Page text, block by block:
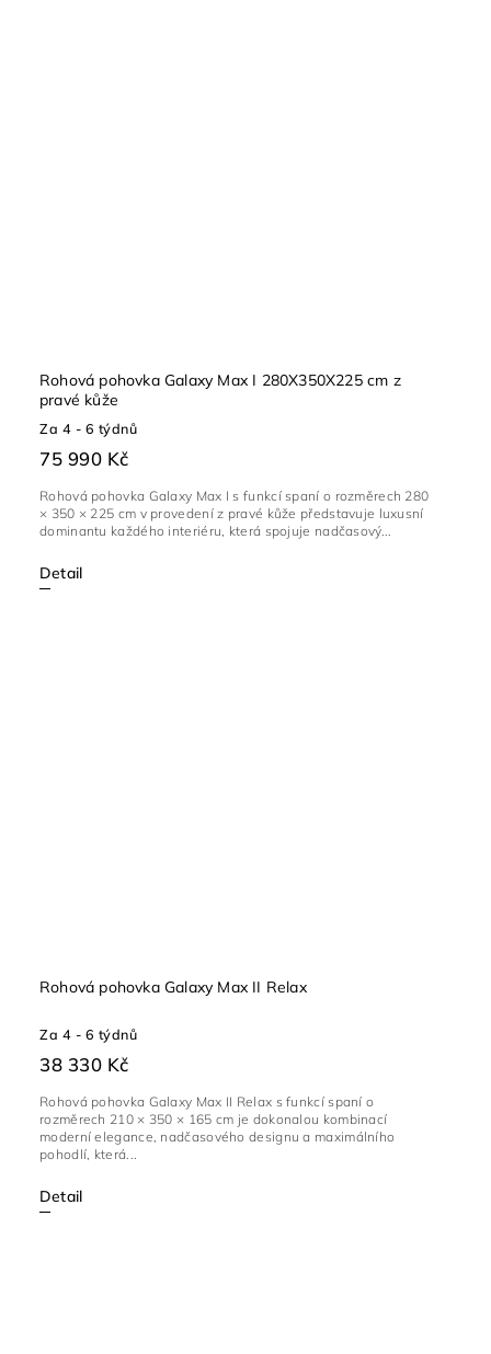
Rohová pohovka Galaxy Max I 280X350X225 cm z
pravé kůže
Za 4 - 6 týdnů
75 990 Kč
Detail
Rohová pohovka Galaxy Max I s funkcí spaní o rozměrech 280
× 350 × 225 cm v provedení z pravé kůže představuje luxusní
dominantu každého interiéru, která spojuje nadčasový...
Rohová pohovka Galaxy Max II Relax
Za 4 - 6 týdnů
38 330 Kč
Detail
Rohová pohovka Galaxy Max II Relax s funkcí spaní o
rozměrech 210 × 350 × 165 cm je dokonalou kombinací
moderní elegance, nadčasového designu a maximálního
pohodlí, která...